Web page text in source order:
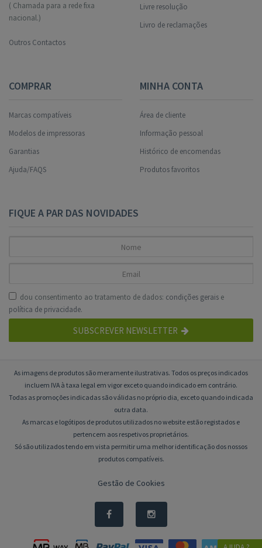
( Chamada para a rede fixa
nacional.)
Outros Contactos
Livre resolução
Livro de reclamações
COMPRAR
Marcas compatíveis
Modelos de impressoras
Garantias
Ajuda/FAQS
MINHA CONTA
Área de cliente
Informação pessoal
Histórico de encomendas
Produtos favoritos
FIQUE A PAR DAS NOVIDADES
dou consentimento ao tratamento de dados: condições gerais e
política de privacidade.
SUBSCREVER NEWSLETTER
As imagens de produtos são meramente ilustrativas. Todos os preços indicados
incluem IVA à taxa legal em vigor exceto quando indicado em contrário.
Todas as promoções indicadas são válidas no próprio dia, exceto quando indicada
outra data.
As marcas e logótipos de produtos utilizados no website estão registados e
pertencem aos respetivos proprietários.
Só são utilizados tendo em vista permitir uma melhor identificação dos nossos
produtos compatíveis.
Gestão de Cookies